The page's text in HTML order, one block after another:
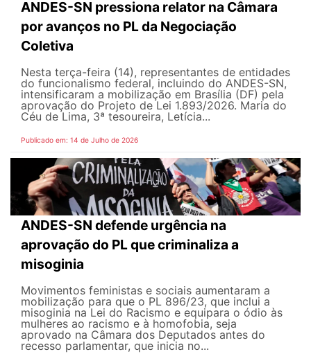
ANDES-SN pressiona relator na Câmara
por avanços no PL da Negociação
Coletiva
Nesta terça-feira (14), representantes de entidades
do funcionalismo federal, incluindo do ANDES-SN,
intensificaram a mobilização em Brasília (DF) pela
aprovação do Projeto de Lei 1.893/2026. Maria do
Céu de Lima, 3ª tesoureira, Letícia...
Publicado em: 14 de Julho de 2026
ANDES-SN defende urgência na
aprovação do PL que criminaliza a
misoginia
Movimentos feministas e sociais aumentaram a
mobilização para que o PL 896/23, que inclui a
misoginia na Lei do Racismo e equipara o ódio às
mulheres ao racismo e à homofobia, seja
aprovado na Câmara dos Deputados antes do
recesso parlamentar, que inicia no...